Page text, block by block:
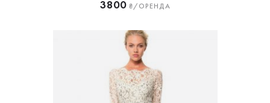
3800₴/ОРЕНДА